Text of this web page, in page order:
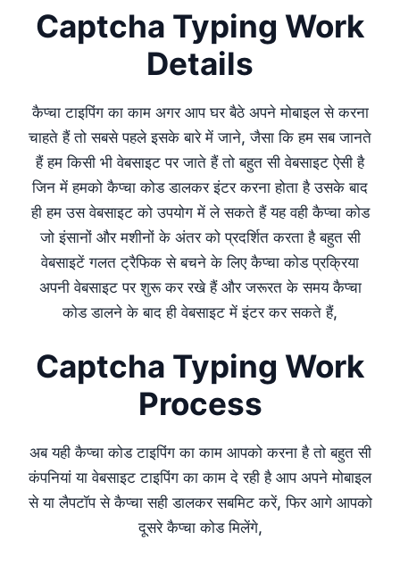
Captcha Typing Work
Details
कैप्चा टाइपिंग का काम अगर आप घर बैठे अपने मोबाइल से करना
चाहते हैं तो सबसे पहले इसके बारे में जाने, जैसा कि हम सब जानते
हैं हम किसी भी वेबसाइट पर जाते हैं तो बहुत सी वेबसाइट ऐसी है
जिन में हमको कैप्चा कोड डालकर इंटर करना होता है उसके बाद
ही हम उस वेबसाइट को उपयोग में ले सकते हैं यह वही कैप्चा कोड
जो इंसानों और मशीनों के अंतर को प्रदर्शित करता है बहुत सी
वेबसाइटें गलत ट्रैफिक से बचने के लिए कैप्चा कोड प्रक्रिया
अपनी वेबसाइट पर शुरू कर रखे हैं और जरूरत के समय कैप्चा
कोड डालने के बाद ही वेबसाइट में इंटर कर सकते हैं,
Captcha Typing Work
Process
अब यही कैप्चा कोड टाइपिंग का काम आपको करना है तो बहुत सी
कंपनियां या वेबसाइट टाइपिंग का काम दे रही है आप अपने मोबाइल
से या लैपटॉप से कैप्चा सही डालकर सबमिट करें, फिर आगे आपको
दूसरे कैप्चा कोड मिलेंगे,